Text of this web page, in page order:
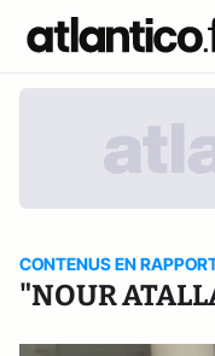
CONTENUS EN
"NOUR